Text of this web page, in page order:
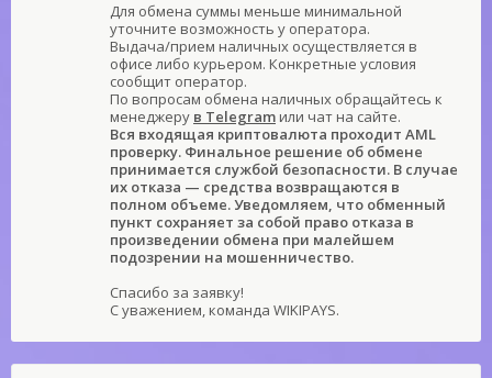
Для обмена суммы меньше минимальной
уточните возможность у оператора.
Выдача/прием наличных осуществляется в
офисе либо курьером. Конкретные условия
сообщит оператор.
По вопросам обмена наличных обращайтесь к
менеджеру в Telegram или чат на сайте.
Вся входящая криптовалюта проходит AML
проверку. Финальное решение об обмене
принимается службой безопасности. В случае
их отказа — средства возвращаются в
полном объеме. Уведомляем, что обменный
пункт сохраняет за собой право отказа в
произведении обмена при малейшем
подозрении на мошенничество.
Спасибо за заявку!
С уважением, команда WIKIPAYS.